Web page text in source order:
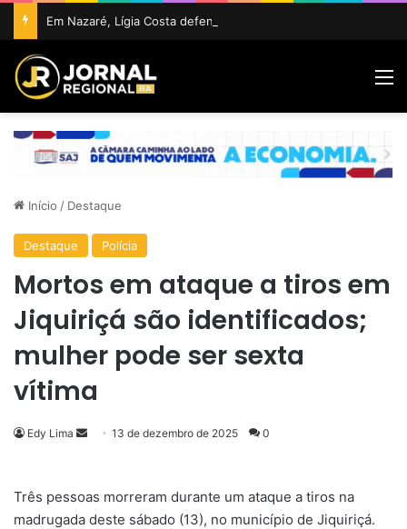
Início / Destaque
Destaque Polícia
Mortos em ataque a tiros em
Jiquiriçá são identificados;
mulher pode ser sexta
vítima
Edy Lima
Mande
mail
13 de dezembro de 2025 0
Três pessoas morreram durante um ataque a tiros na
madrugada deste sábado (13), no município de Jiquiriçá.